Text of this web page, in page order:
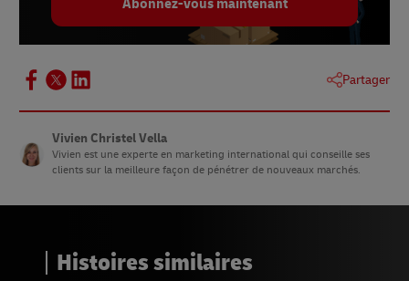
Abonnez-vous maintenant
Partager
Vivien Christel Vella
Vivien est une experte en marketing international qui conseille ses
clients sur la meilleure façon de pénétrer de nouveaux marchés.
Histoires similaires